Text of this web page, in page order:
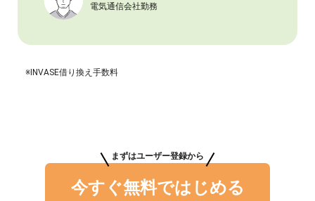
電気通信会社勤務
※INVASE借り換え手数料
まずはユーザー登録から
今すぐ無料ではじめる